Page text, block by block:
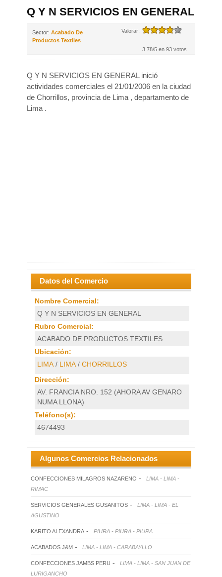
Q Y N SERVICIOS EN GENERAL
Sector: Acabado De
Productos Textiles
Valorar:
3.78/5 en 93 votos
Q Y N SERVICIOS EN GENERAL inició
actividades comerciales el 21/01/2006 en la ciudad
de Chorrillos, provincia de Lima , departamento de
Lima .
Datos del Comercio
Nombre Comercial:
Q Y N SERVICIOS EN GENERAL
Rubro Comercial:
ACABADO DE PRODUCTOS TEXTILES
Ubicación:
LIMA/ LIMA/ CHORRILLOS
Dirección:
AV. FRANCIA NRO. 152 (AHORA AV GENARO
NUMA LLONA)
Teléfono(s):
4674493
Algunos Comercios Relacionados
CONFECCIONES MILAGROS NAZARENO -
LIMA - LIMA -
RIMAC
SERVICIOS GENERALES GUSANITOS -
LIMA - LIMA - EL
AGUSTINO
KARITO ALEXANDRA - PIURA - PIURA - PIURA
ACABADOS J&M - LIMA - LIMA - CARABAYLLO
CONFECCIONES JAMBS PERU -
LIMA - LIMA - SAN JUAN DE
LURIGANCHO